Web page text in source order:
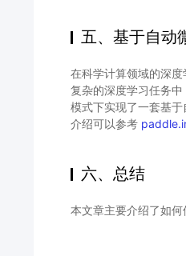
五、基于自动
在科学计算领域的深
复杂的深度学习任务
模式下实现了一套基
介绍可以参考
六、总结
本文章主要介绍了如